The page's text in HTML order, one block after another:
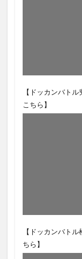
【ドッカンバト
こちら】
【ドッカンバト
ちら】